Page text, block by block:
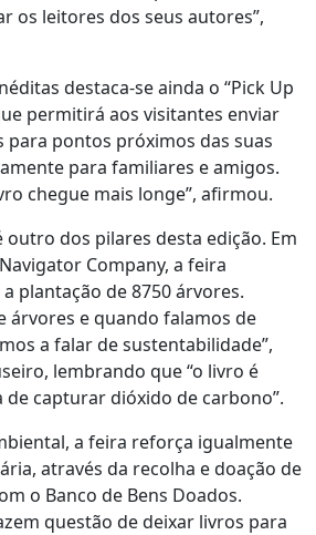
os leitores dos seus autores”,
destaca-se ainda o “Pick Up
permitirá aos visitantes enviar
para pontos próximos das suas
para familiares e amigos.
chegue mais longe”, afirmou.
dos pilares desta edição. Em
Company, a feira
plantação de 8750 árvores.
árvores e quando falamos de
a falar de sustentabilidade”,
lembrando que “o livro é
capturar dióxido de carbono”.
a feira reforça igualmente
através da recolha e doação de
o Banco de Bens Doados.
questão de deixar livros para